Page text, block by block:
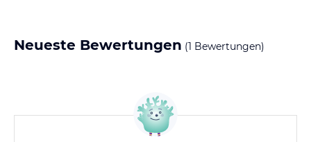
Neueste Bewertungen (1 Bewertungen)